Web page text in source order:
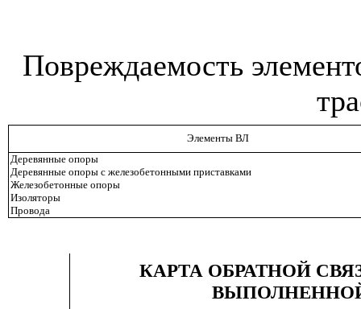
Повреждаемость
Элементы ВЛ
Деревянные опоры
Деревянные опоры с железобетонными приставками
Железобетонные опоры
Изоляторы
Провода
КАРТА ОБРАТНОЙ